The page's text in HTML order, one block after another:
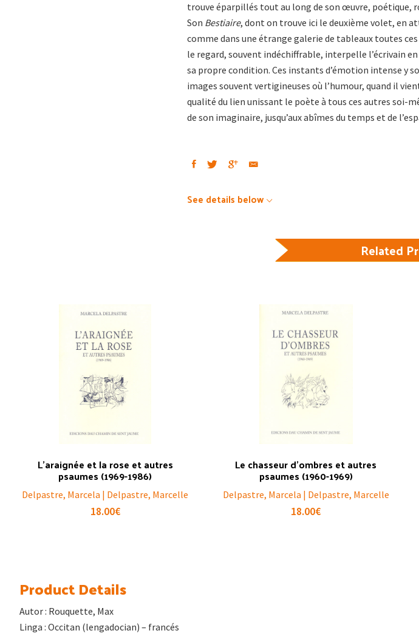
trouve éparpillés tout au long de son œuvre, poétique,
Son Bestiaire, dont on trouve ici le deuxième volet, en
comme dans une étrange galerie de tableaux toutes
le regard, souvent indéchiffrable, interpelle l’écrivain
sa propre condition. Ces instants d’émotion intense y
images souvent vertigineuses où l’humour, quand il
qualité du lien unissant le poète à tous ces autres soi-
de son imaginaire, jusqu’aux abîmes du temps et de
See details below
Related
L’araignée et la rose et autres
psaumes (1969-1986)
Delpastre, Marcela | Delpastre, Marcelle
18.00€
Le chasseur d’ombres et autres
psaumes (1960-1969)
Delpastre, Marcela | Delpastre, Marcelle
18.00€
Product Details
Autor : Rouquette, Max
Linga : Occitan (lengadocian) – francés